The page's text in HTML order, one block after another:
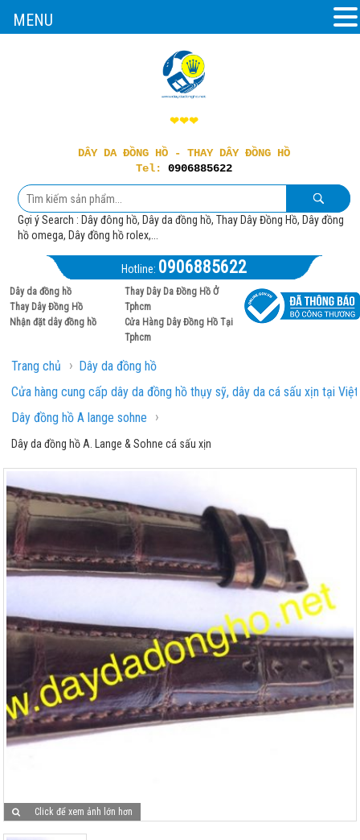
❤❤❤
DÂY DA ĐỒNG HỒ - THAY DÂY ĐỒNG HỒ
Tel: 0906885622
Gợi ý Search : Dây đông hồ, Dây da đồng hồ, Thay Dây Đồng Hồ, Dây đồng
hồ omega, Dây đồng hồ rolex,...
Hotline: 0906885622
Dây da đồng hồ
Thay Dây Đồng Hồ
Nhận đặt dây đồng hồ
Thay Dây Da Đồng Hồ Ở
Tphcm
Cửa Hàng Dây Đồng Hồ Tại
Tphcm
Trang chủ › Dây da đồng hồ
Cửa hàng cung cấp dây da đồng hồ thụy sỹ, dây da cá sấu xịn tại
Dây đồng hồ A lange sohne
›
Dây da đồng hồ A. Lange & Sohne cá sấu xịn
Click để xem ảnh lớn hơn
MENU